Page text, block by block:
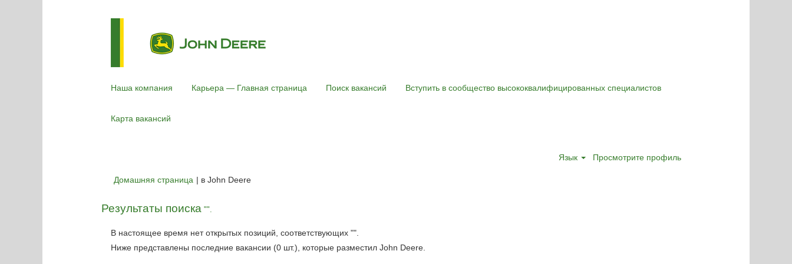
Наша компания Карьера — Главная страница Поиск вакансий Вступить в сообщество высококвалифицированных специалистов
Карта вакансий
Язык Просмотрите профиль
Домашняя страница | в John Deere(текущая
Результаты поиска "".
В настоящее время нет открытых позиций, соответствующих "".
Ниже представлены последние вакансии (0 шт.), которые разместил John Deere.